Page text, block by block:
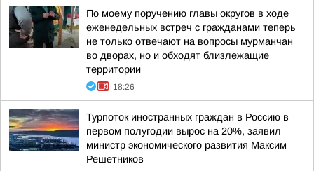
По моему поручению главы округов в ходе
еженедельных встреч с гражданами теперь
не только отвечают на вопросы мурманчан
во дворах, но и обходят близлежащие
территории
18:26
Турпоток иностранных граждан в Россию в
первом полугодии вырос на 20%, заявил
министр экономического развития Максим
Решетников